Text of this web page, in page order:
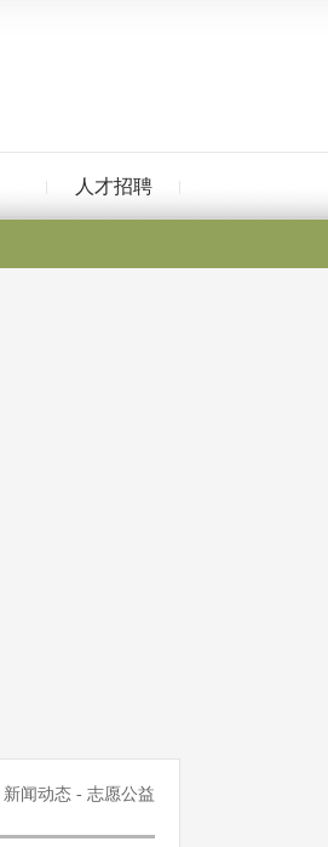
人才招聘
新闻动态 - 志愿公益